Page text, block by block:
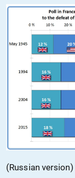
(Russian version)